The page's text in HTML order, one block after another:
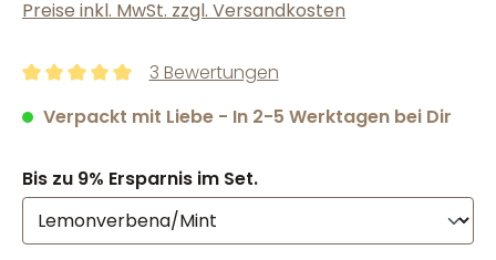
Preise inkl. MwSt. zzgl. Versandkosten
3 Bewertungen
Verpackt mit Liebe - In 2-5 Werktagen bei Dir
Bis zu 9% Ersparnis im Set.